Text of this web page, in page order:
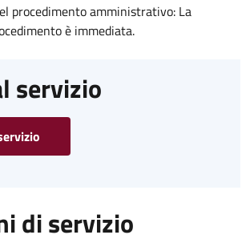
procedimento amministrativo: La
è immediata.
servizio
di servizio